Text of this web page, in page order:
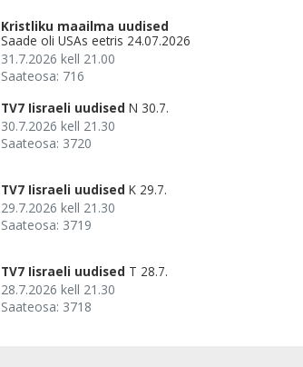
Kristliku maailma uudised
Saade oli USAs eetris 24.07.2026
31.7.2026 kell 21.00
Saateosa: 716
TV7 Iisraeli uudised N 30.7.
30.7.2026 kell 21.30
Saateosa: 3720
TV7 Iisraeli uudised K 29.7.
29.7.2026 kell 21.30
Saateosa: 3719
TV7 Iisraeli uudised T 28.7.
28.7.2026 kell 21.30
Saateosa: 3718